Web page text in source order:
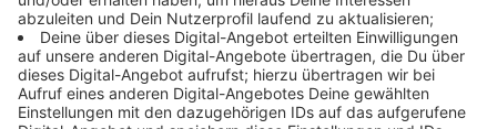
geschlossenen Kreissaal gut funktioniert. Der
Elternverein Mother Hood sieht das etwas anders:
Werdende Mütter hätten auf die umliegenden
Krankenhäuser ausweichen müssen. Dadurch wären sie
dazu gezwungen gewesen, ihr Kind in irgendeiner –